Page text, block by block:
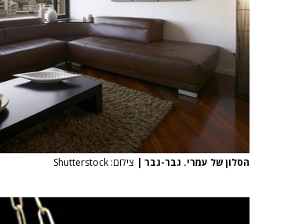
הסלון של עמרי. גבר-גבר | צילום: Shutterstock